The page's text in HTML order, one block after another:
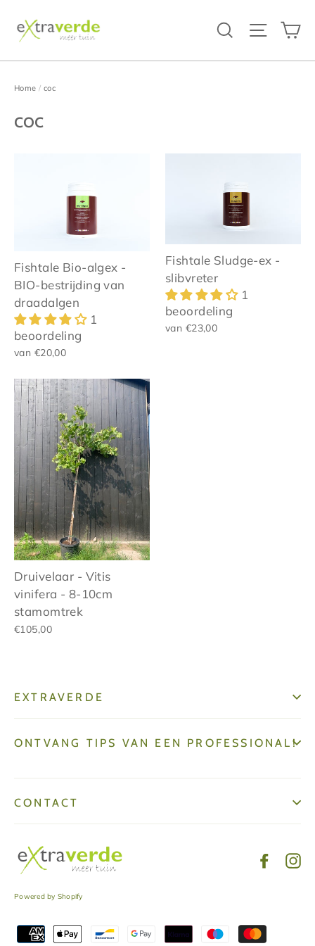
verder
Zoeken Site
Home / coc
coc
Fishtale Bio-algex -
BIO-bestrijding van
draadalgen
1
beoordeling
van €20,00
Fishtale Sludge-ex -
slibvreter
1
beoordeling
van €23,00
Druivelaar - Vitis
vinifera - 8-10cm
stamomtrek
€105,00
EXTRAVERDE
ONTVANG TIPS VAN EEN PROFESSIONAL!
CONTACT
Powered by Shopify